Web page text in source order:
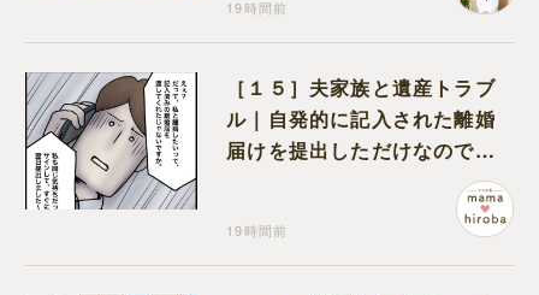
19時間前
［１５］夫家族と遺産トラブ
ル｜自発的に記入された離婚
届けを提出しただけなので、
19時間前